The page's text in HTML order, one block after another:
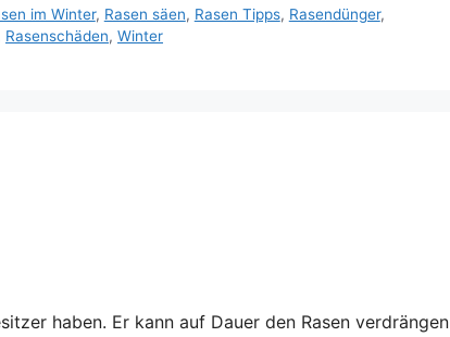
im Winter, Rasen säen, Rasen Tipps, Rasendünger,
Rasenschäden, Winter
haben. Er kann auf Dauer den Rasen verdrängen